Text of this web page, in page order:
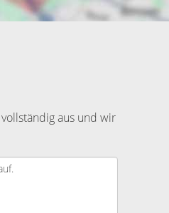
aus und wir